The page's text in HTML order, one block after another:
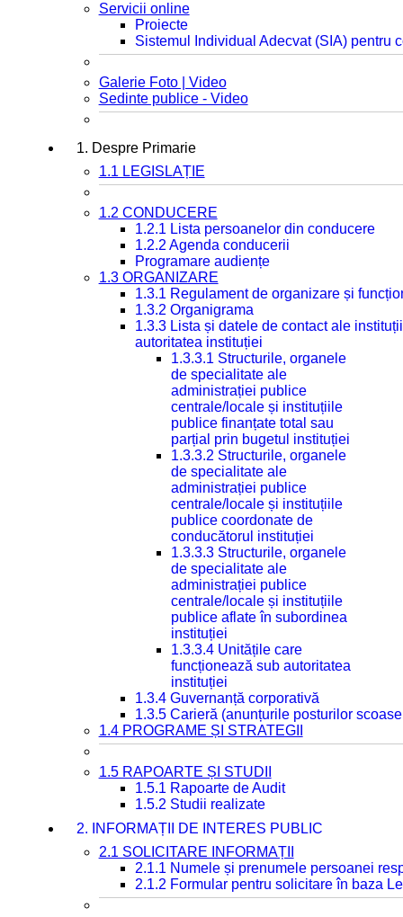
Servicii online
Proiecte
Sistemul Individual Adecvat (SIA) pentru
Galerie Foto | Video
Sedinte publice - Video
1. Despre Primarie
1.1 LEGISLAȚIE
1.2 CONDUCERE
1.2.1 Lista persoanelor din conducere
1.2.2 Agenda conducerii
Programare audiențe
1.3 ORGANIZARE
1.3.1 Regulament de organizare și
1.3.2 Organigrama
1.3.3 Lista și datele de contact ale
autoritatea instituției
1.3.3.1 Structurile, organele
de specialitate ale
administrației publice
centrale/locale și instituțiile
publice finanțate total sau
parțial prin bugetul instituției
1.3.3.2 Structurile, organele
de specialitate ale
administrației publice
centrale/locale și instituțiile
publice coordonate de
conducătorul instituției
1.3.3.3 Structurile, organele
de specialitate ale
administrației publice
centrale/locale și instituțiile
publice aflate în subordinea
instituției
1.3.3.4 Unitățile care
funcționează sub autoritatea
instituției
1.3.4 Guvernanță corporativă
1.3.5 Carieră (anunțurile posturilor
1.4 PROGRAME ȘI STRATEGII
1.5 RAPOARTE ȘI STUDII
1.5.1 Rapoarte de Audit
1.5.2 Studii realizate
2. INFORMAȚII DE INTERES PUBLIC
2.1 SOLICITARE INFORMAȚII
2.1.1 Numele și prenumele persoanei
2.1.2 Formular pentru solicitare în baza